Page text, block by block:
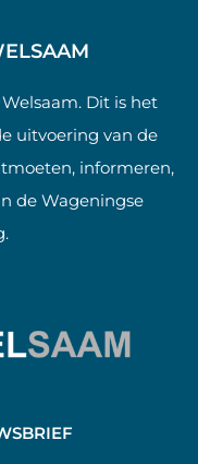
Dit is het
uitvoering van de
informeren,
de Wageningse